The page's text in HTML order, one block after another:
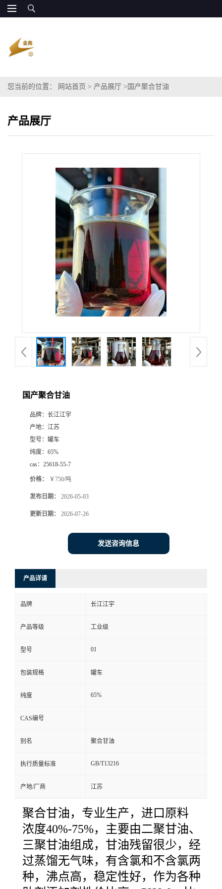
您当前的位置： 网站首页 > 产品展厅 > 国产聚合甘油
产品展厅
国产聚合甘油
品牌： 长江江宇
产地： 江苏
型号： 罐车
纯度： 65%
cas： 25618-55-7
价格： ￥750/吨
发布日期： 2026-05-03
更新日期： 2026-07-26
发送咨询信息
产品详请
品牌 长江江宇
产品等级 工业级
型号 01
包装规格 罐车
纯度 65%
CAS编号
别名 聚合甘油
执行质量标准 GB/T13216
产地/厂商 江苏
聚合甘油，专业生产，进口原料
浓度40%-75%，主要由二聚甘油、
三聚甘油组成，甘油残留很少，经
过蒸馏无气味，有含氯和不含氯两
种，沸点高，稳定性好，作为各种